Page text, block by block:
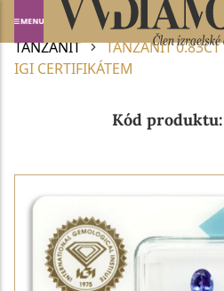
Domů
DRAHOKAMY A
TANZANIT
TANZANIT
IGI CERTIFIKÁTEM
Kód produktu: